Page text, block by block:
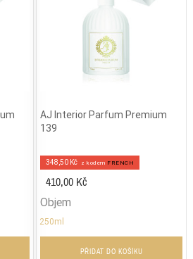
AJ Interior Parfum Premium
139
348,50 Kč z kodem FRENCH
410,00 Kč
Objem
250ml
PŘIDAT DO KOŠÍKU